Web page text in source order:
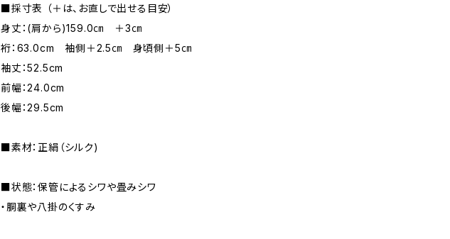
■採寸表 （＋は、お直しで出せる目安）
身丈：(肩から)159.0㎝ ＋3㎝
裄：63.0cm 袖側＋2.5㎝ 身頃側＋5㎝
袖丈：52.5cm
前幅：24.0cm
後幅：29.5cm
■素材：正絹（シルク)
■状態：保管によるシワや畳みシワ
・胴裏や八掛のくすみ